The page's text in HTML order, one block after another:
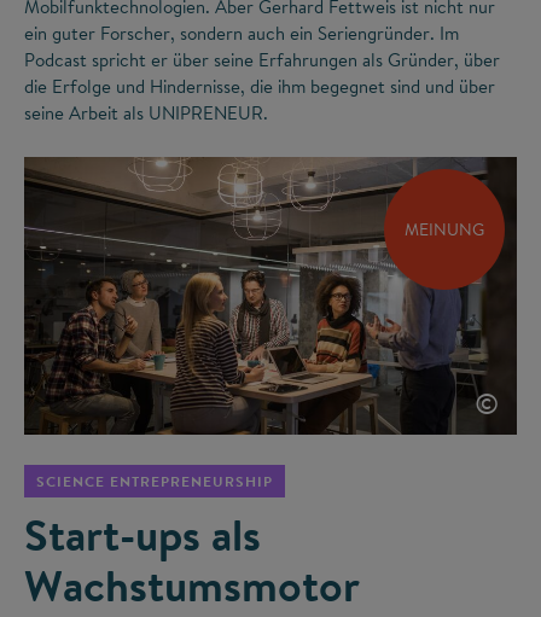
Mobilfunktechnologien. Aber Gerhard Fettweis ist nicht nur
ein guter Forscher, sondern auch ein Seriengründer. Im
Podcast spricht er über seine Erfahrungen als Gründer, über
die Erfolge und Hindernisse, die ihm begegnet sind und über
seine Arbeit als UNIPRENEUR.
MEINUNG
©
SCIENCE ENTREPRENEURSHIP
Start-ups als
Wachstumsmotor